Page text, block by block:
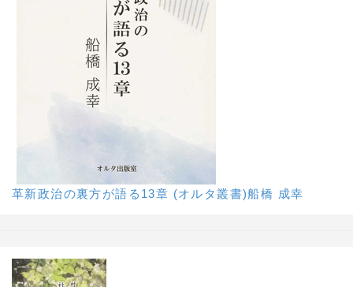
革新政治の裏方が語る13章 (オルタ叢書)船橋 成幸